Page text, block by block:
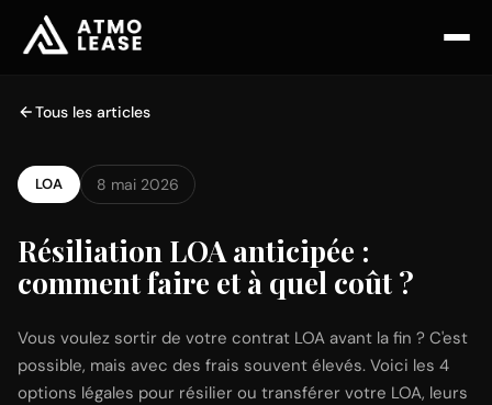
Tous les articles
LOA 8 mai 2026
Résiliation LOA anticipée :
comment faire et à quel coût ?
Vous voulez sortir de votre contrat LOA avant la fin ? C'est
possible, mais avec des frais souvent élevés. Voici les 4
options légales pour résilier ou transférer votre LOA, leurs